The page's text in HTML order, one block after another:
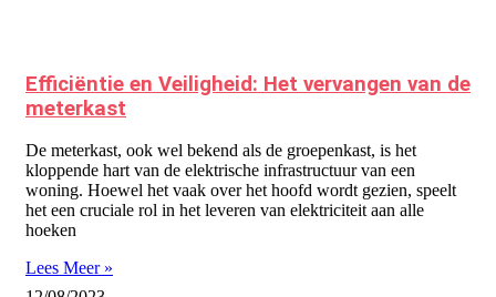
Efficiëntie en Veiligheid: Het vervangen van de
meterkast
De meterkast, ook wel bekend als de groepenkast, is het
kloppende hart van de elektrische infrastructuur van een
woning. Hoewel het vaak over het hoofd wordt gezien, speelt
het een cruciale rol in het leveren van elektriciteit aan alle
hoeken
Lees Meer »